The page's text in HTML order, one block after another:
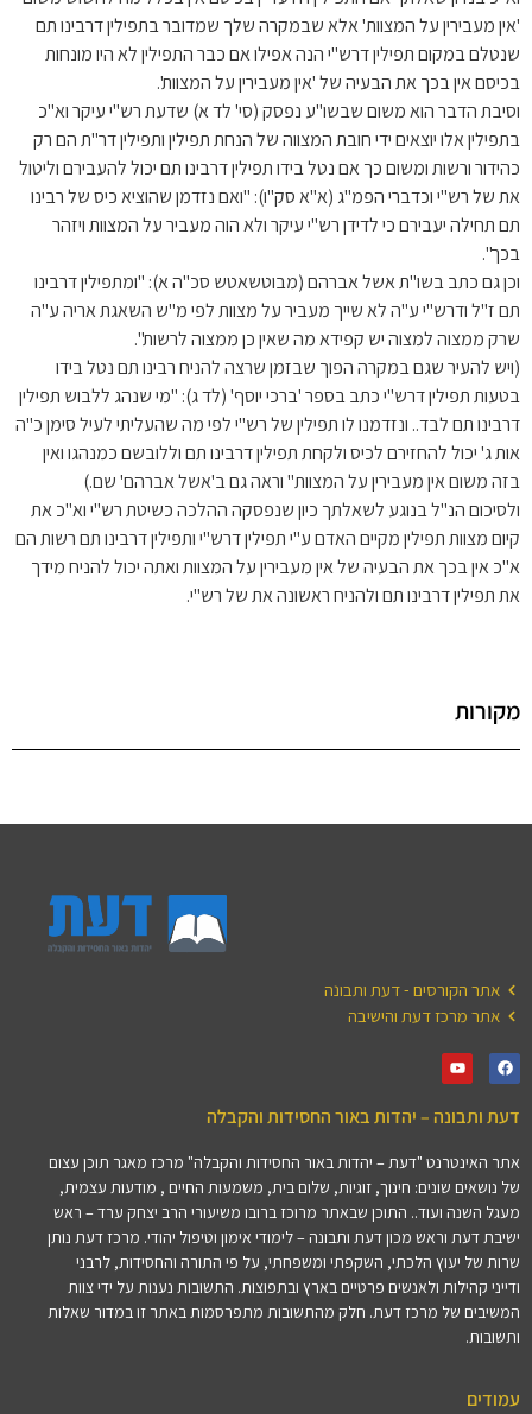
'אין מעבירין על המצוות' אלא שבמקרה שלך שמדובר בתפילין דרבינו תם
שנטלם במקום תפילין דרש"י הנה אפילו אם כבר התפילין לא היו מונחות
בכיסם אין בכך את הבעיה של 'אין מעבירין על המצוות'.
וסיבת הדבר הוא משום שבשו"ע נפסק (סי' לד א) שדעת רש"י עיקר וא"כ
בתפילין אלו יוצאים ידי חובת המצווה של הנחת תפילין ותפילין דר"ת הם רק
כהידור ורשות ומשום כך אם נטל בידו תפילין דרבינו תם יכול להעבירם וליטול
את של רש"י וכדברי הפמ"ג (א"א סק"ו): "ואם נזדמן שהוציא כיס של רבינו
תם תחילה יעבירם כי לדידן רש"י עיקר ולא הוה מעביר על המצוות ויזהר
בכך".
וכן גם כתב בשו"ת אשל אברהם (מבוטשאטש סכ"ה א): "ומתפילין דרבינו
תם ז"ל ודרש"י ע"ה לא שייך מעביר על מצוות לפי מ"ש השאגת אריה ע"ה
שרק ממצוה למצוה יש קפידא מה שאין כן ממצוה לרשות".
(ויש להעיר שגם במקרה הפוך שבזמן שרצה להניח רבינו תם נטל בידו
בטעות תפילין דרש"י כתב בספר 'ברכי יוסף' (לד ג): "מי שנהג ללבוש תפילין
דרבינו תם לבד.. ונזדמנו לו תפילין של רש"י לפי מה שהעליתי לעיל סימן כ"ה
אות ג' יכול להחזירם לכיס ולקחת תפילין דרבינו תם וללובשם כמנהגו ואין
בזה משום אין מעבירין על המצוות" וראה גם ב'אשל אברהם' שם.)
ולסיכום הנ"ל בנוגע לשאלתך כיון שנפסקה ההלכה כשיטת רש"י וא"כ את
קיום מצוות תפילין מקיים האדם ע"י תפילין דרש"י ותפילין דרבינו תם רשות הם
א"כ אין בכך את הבעיה של אין מעבירין על המצוות ואתה יכול להניח מידך
את תפילין דרבינו תם ולהניח ראשונה את של רש"י.
מקורות
אתר הקורסים - דעת ותבונה
אתר מרכז דעת והישיבה
דעת ותבונה – יהדות באור החסידות והקבלה
אתר האינטרנט "דעת – יהדות באור החסידות והקבלה" מרכז מאגר תוכן עצום
של נושאים שונים: חינוך, זוגיות, שלום בית, משמעות החיים , מודעות עצמית,
מעגל השנה ועוד.. התוכן שבאתר מרוכז ברובו משיעורי הרב יצחק ערד – ראש
ישיבת דעת וראש מכון דעת ותבונה – לימודי אימון וטיפול יהודי. מרכז דעת נותן
שרות של יעוץ הלכתי, השקפתי ומשפחתי, על פי התורה והחסידות, לרבני
ודייני קהילות ולאנשים פרטיים בארץ ובתפוצות. התשובות נענות על ידי צוות
המשיבים של מרכז דעת. חלק מהתשובות מתפרסמות באתר זו במדור שאלות
ותשובות.
עמודים